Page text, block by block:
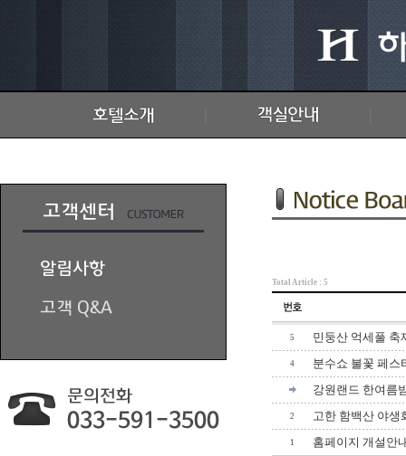
Total Article : 5
5 민둥산 억세풀 축
4
분수쇼 불꽃 페스
강원랜드 한여름
2 고한 함백산 야생
1 홈페이지 개설안